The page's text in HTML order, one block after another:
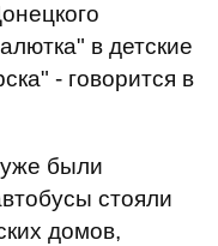
в детские
- говорится в
уже были
стояли
домов,